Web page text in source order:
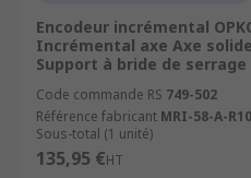
Encodeur incrémental
Incrémental axe Axe
Support à bride de serrage
Code commande RS 749-502
Référence fabricant MRI-58-A-
Sous-total (1 unité)
135,95 €HT